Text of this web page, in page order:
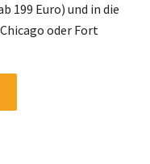
199 Euro) und in die
oder Fort